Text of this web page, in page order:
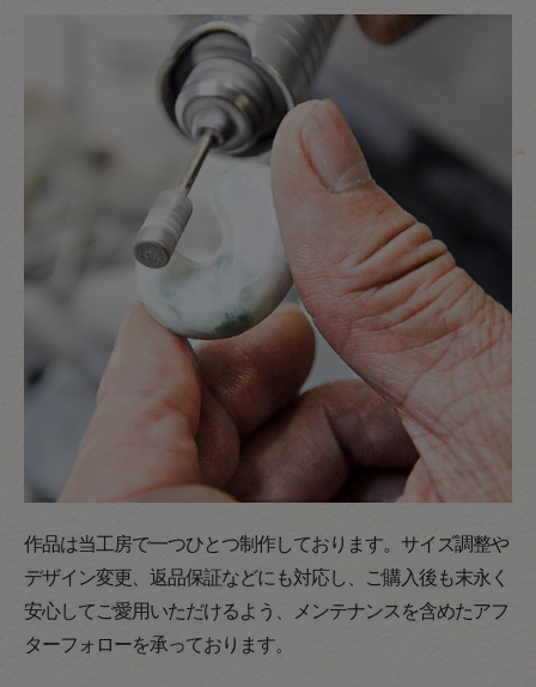
作品は当工房で一つひとつ制作しております。サイズ調整や
デザイン変更、返品保証などにも対応し、ご購入後も末永く
安心してご愛用いただけるよう、メンテナンスを含めたアフ
ターフォローを承っております。